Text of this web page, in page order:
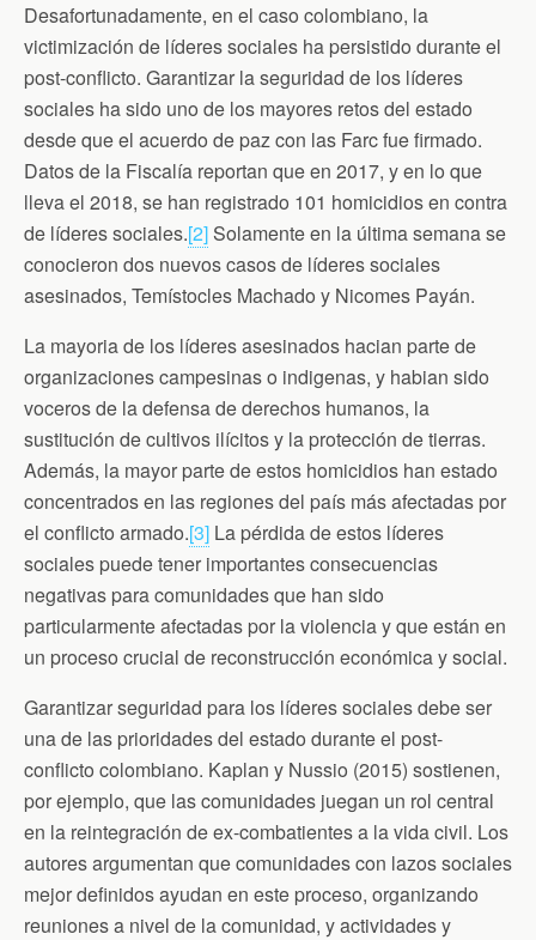
Desafortunadamente, en el caso colombiano, la
victimización de líderes sociales ha persistido durante el
post-conflicto. Garantizar la seguridad de los líderes
sociales ha sido uno de los mayores retos del estado
desde que el acuerdo de paz con las Farc fue firmado.
Datos de la Fiscalía reportan que en 2017, y en lo que
lleva el 2018, se han registrado 101 homicidios en contra
de líderes sociales.[2] Solamente en la última semana se
conocieron dos nuevos casos de líderes sociales
asesinados, Temístocles Machado y Nicomes Payán.
La mayoria de los líderes asesinados hacian parte de
organizaciones campesinas o indigenas, y habian sido
voceros de la defensa de derechos humanos, la
sustitución de cultivos ilícitos y la protección de tierras.
Además, la mayor parte de estos homicidios han estado
concentrados en las regiones del país más afectadas por
el conflicto armado.[3] La pérdida de estos líderes
sociales puede tener importantes consecuencias
negativas para comunidades que han sido
particularmente afectadas por la violencia y que están en
un proceso crucial de reconstrucción económica y social.
Garantizar seguridad para los líderes sociales debe ser
una de las prioridades del estado durante el post-
conflicto colombiano. Kaplan y Nussio (2015) sostienen,
por ejemplo, que las comunidades juegan un rol central
en la reintegración de ex-combatientes a la vida civil. Los
autores argumentan que comunidades con lazos sociales
mejor definidos ayudan en este proceso, organizando
reuniones a nivel de la comunidad, y actividades y